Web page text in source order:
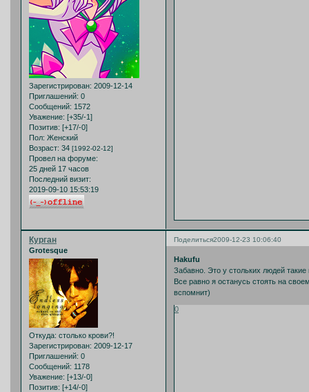
Зарегистрирован: 2009-12-14
Приглашений: 0
Сообщений: 1572
Уважение: [+35/-1]
Позитив: [+17/-0]
Пол: Женский
Возраст: 34 [1992-02-12]
Провел на форуме:
25 дней 17 часов
Последний визит:
2019-09-10 15:53:19
Поделиться2009-12-23 10:06:40
Курган
Grotesque
Откуда: столько крови?!
Зарегистрирован: 2009-12-17
Приглашений: 0
Сообщений: 1178
Уважение: [+13/-0]
Позитив: [+14/-0]
Hakufu
Забавно. Это у стольких людей
Все равно я останусь стоять на
вспомнит)
0